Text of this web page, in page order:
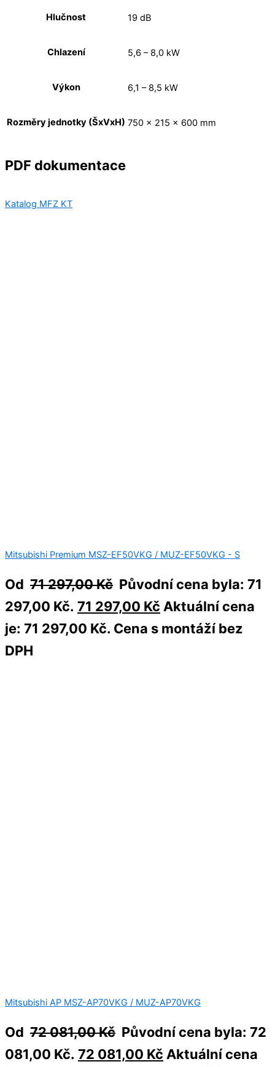
Hlučnost 19 dB
Chlazení 5,6 – 8,0 kW
Výkon 6,1 – 8,5 kW
Rozměry jednotky (ŠxVxH) 750 x 215 x 600 mm
PDF dokumentace
Katalog MFZ KT
Mitsubishi Premium MSZ-EF50VKG / MUZ-EF50VKG - S
Od 71 297,00Kč Původní cena byla: 71
297,00 Kč. 71 297,00 Kč Aktuální cena
je: 71 297,00 Kč. Cena s montáží bez
DPH
Mitsubishi AP MSZ-AP70VKG / MUZ-AP70VKG
Od 72 081,00Kč Původní cena byla: 72
081,00 Kč. 72 081,00 Kč Aktuální cena